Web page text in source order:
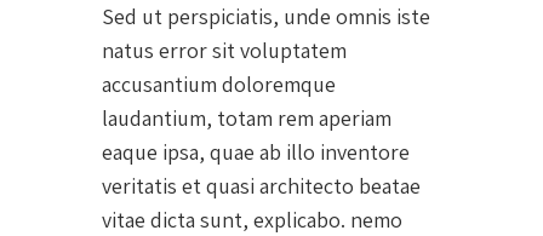
Sed ut perspiciatis, unde omnis iste
natus error sit voluptatem
accusantium doloremque
laudantium, totam rem aperiam
eaque ipsa, quae ab illo inventore
veritatis et quasi architecto beatae
vitae dicta sunt, explicabo. nemo